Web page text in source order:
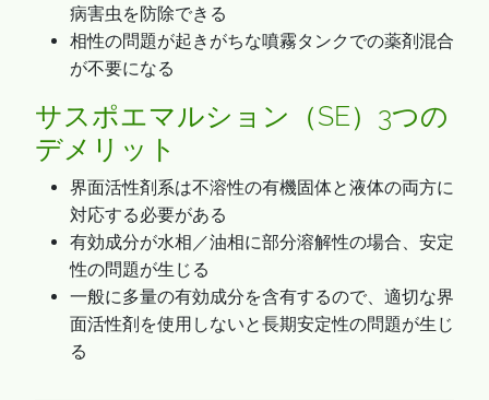
病害虫を防除できる
相性の問題が起きがちな噴霧タンクでの薬剤混合
が不要になる
サスポエマルション（SE）3つの
デメリット
界面活性剤系は不溶性の有機固体と液体の両方に
対応する必要がある
有効成分が水相／油相に部分溶解性の場合、安定
性の問題が生じる
一般に多量の有効成分を含有するので、適切な界
面活性剤を使用しないと長期安定性の問題が生じ
る